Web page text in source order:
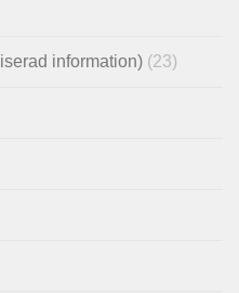
information) (23)